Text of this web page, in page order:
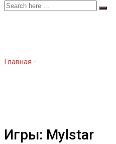
Главная -
Игры: Mylstar